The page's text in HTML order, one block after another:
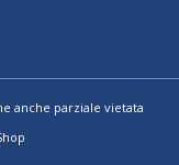
anche parziale vietata